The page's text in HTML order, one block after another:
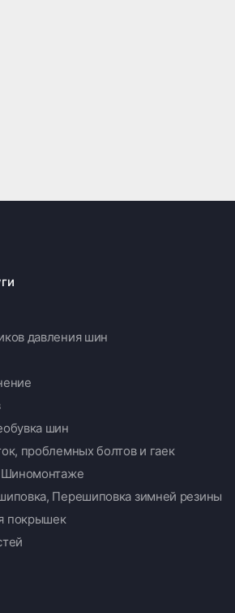
давления шин
шин
проблемных болтов и гаек
Шиномонтаже
Перешиповка зимней резины
покрышек